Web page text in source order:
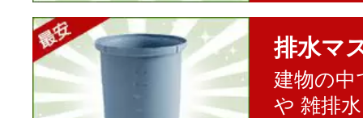
排水マ
建物の中
や 雑排